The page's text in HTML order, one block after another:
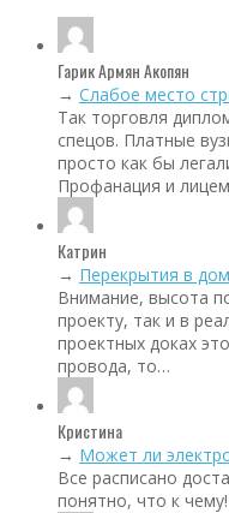
Гарик Армян Акопян
→ Слабое место
Так торговля
спецов. Платные
просто как бы
Профанация и
Катрин
→ Перекрытия в
Внимание, высота
проекту, так и в
проектных доках
провода, то…
Кристина
→ Может ли
Все расписано
понятно, что к чему!